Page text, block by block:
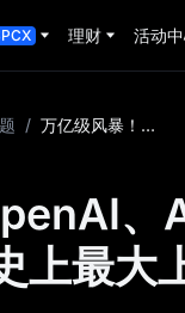
理财 活动
/ 万亿级风暴！OpenAI、Anthropic扎堆秘密IPO，2026将成美股史上最大上市年？
、
上最大